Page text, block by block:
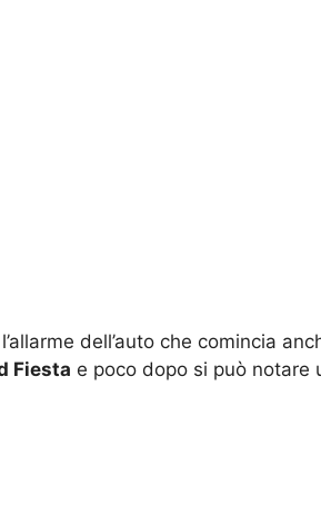
dell’auto che comincia
Fiesta e poco dopo si può notare